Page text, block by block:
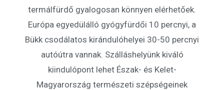
termálfürdő gyalogosan könnyen elérhetőek.
Európa egyedülálló gyógyfürdői 10 percnyi, a
Bükk csodálatos kirándulóhelyei 30-50 percnyi
autóútra vannak. Szálláshelyünk kiváló
kiindulópont lehet Észak- és Kelet-
Magyarország természeti szépségeinek